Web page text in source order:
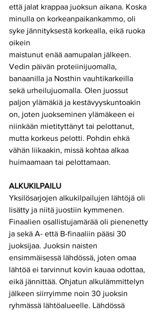
että jalat krappaa juoksun aikana. Koska
minulla on korkeanpaikankammo, oli
syke jännityksestä korkealla, eikä ruoka
oikein
maistunut enää aamupalan jälkeen.
Vedin päivän proteiinijuomalla,
banaanilla ja Nosthin vauhtikarkeilla
sekä urheilujuomalla. Olen juossut
paljon ylämäkiä ja kestävyyskuntoakin
on, joten juokseminen ylämäkeen ei
niinkään mietityttänyt tai pelottanut,
mutta korkeus pelotti. Pohdin ehkä
vähän liikaakin, missä kohtaa alkaa
huimaamaan tai pelottamaan.
ALKUKILPAILU
Yksilösarjojen alkukilpailujen lähtöjä oli
lisätty ja niitä juostiin kymmenen.
Finaalien osallistujamärää oli pienenetty
ja sekä A- että B-finaaliin pääsi 30
juoksijaa. Juoksin naisten
ensimmäisessä lähdössä, joten omaa
lähtöä ei tarvinnut kovin kauaa odottaa,
eikä jännittää. Ohjatun alkulämmittelyn
jälkeen siirryimme noin 30 juoksin
ryhmässä lähtöalueelle. Lähdössä